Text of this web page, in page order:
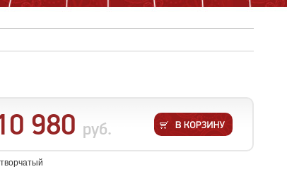
980 руб.